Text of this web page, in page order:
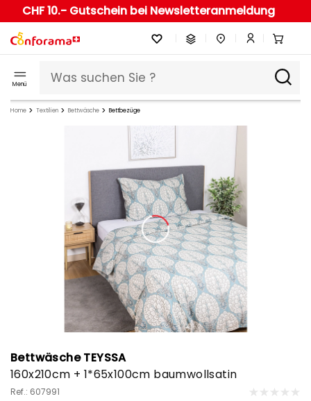
CHF 10.- Gutschein bei Newsletteranmeldung
Menü
Home Textilien Bettwäsche Bettbezüge
Bettwäsche TEYSSA
160x210cm + 1*65x100cm baumwollsatin
Ref.: 607991